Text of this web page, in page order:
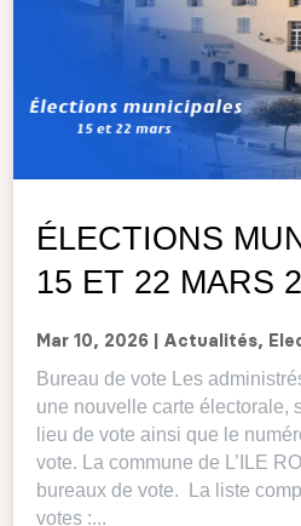
ÉLECTIONS
15 ET 22 MARS
Mar 10, 2026 Actualités,
Bureau de vote Les
une nouvelle carte électorale,
lieu de vote ainsi que le
vote. La commune de L’ILE
bureaux de vote. La liste
votes :...